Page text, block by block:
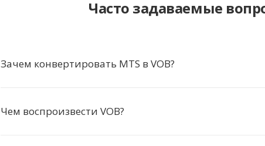
Часто задаваемые
Зачем конвертировать MTS в VOB?
Чем воспроизвести VOB?